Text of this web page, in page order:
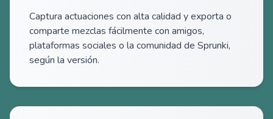
Captura actuaciones con alta calidad y exporta o
comparte mezclas fácilmente con amigos,
plataformas sociales o la comunidad de Sprunki,
según la versión.